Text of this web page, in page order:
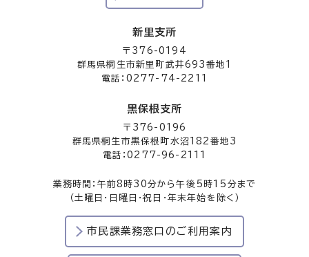
新里支所
〒376-0194
群馬県桐生市新里町武井693番地1
電話：0277-74-2211
黒保根支所
〒376-0196
群馬県桐生市黒保根町水沼182番地3
電話：0277-96-2111
業務時間：午前8時30分から午後5時15分まで
（土曜日・日曜日・祝日・年末年始を除く）
市民課業務窓口のご利用案内